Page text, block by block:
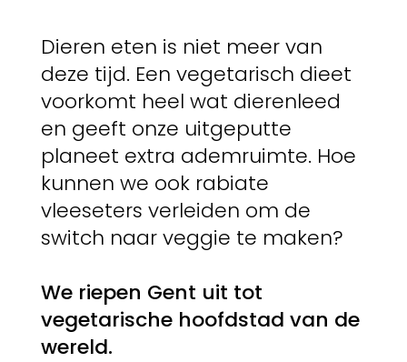
Dieren eten is niet meer van
deze tijd. Een vegetarisch dieet
voorkomt heel wat dierenleed
en geeft onze uitgeputte
planeet extra ademruimte. Hoe
kunnen we ook rabiate
vleeseters verleiden om de
switch naar veggie te maken?
We riepen Gent uit tot
vegetarische hoofdstad van de
wereld.